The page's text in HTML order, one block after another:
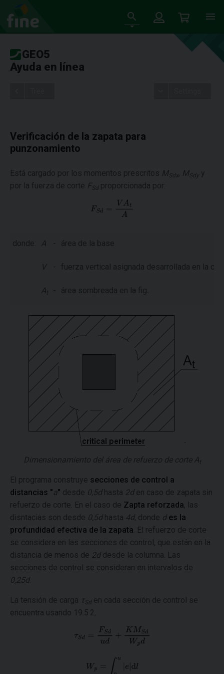
GEO5
Ayuda en línea
Verificación de la zapata para
punzonamiento
Está cargado por los momentos prescritos M Sdx, M Sdy y
por la fuerza de corte F Sdproporcionada por:
donde: A - área de la base
V - fuerza vertical asignada desarrollada en la
At - área sombreada en la fig.
Dimensionamiento del área de refuerzo de corte At
El programa construye secciones de control a
distancias "a" desde 0,5dhasta 2den caso de zapata sin
refuerzo de corte. En el caso de Zapta reforzada, las
disntacias son desde 0,5dhasta 4d, donde des la
profundidad efectiva de la zapata . El refuerzo de corte
se considera en las secciones de control, que están en la
distancia de menos de 2ddesde la columna. Las
secciones de control se consideran en intervalos de
0,25d.
La tensión de carga τ Sden cada sección de control se
encuentra usando 19.5.2,